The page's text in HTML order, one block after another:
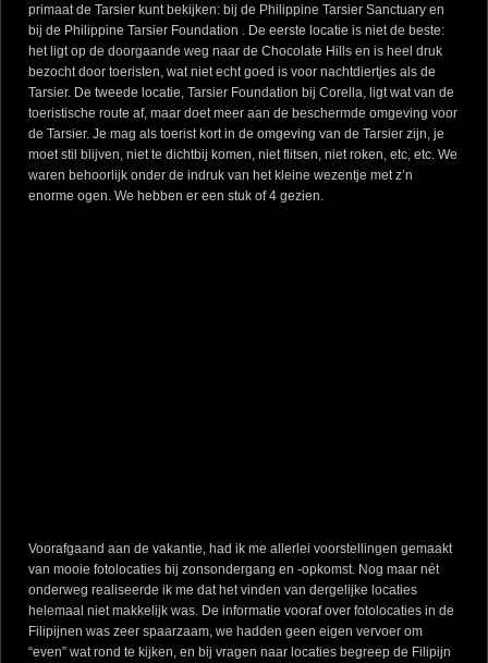
primaat de Tarsier kunt bekijken: bij de Philippine Tarsier Sanctuary en
bij de Philippine Tarsier Foundation . De eerste locatie is niet de beste:
het ligt op de doorgaande weg naar de Chocolate Hills en is heel druk
bezocht door toeristen, wat niet echt goed is voor nachtdiertjes als de
Tarsier. De tweede locatie, Tarsier Foundation bij Corella, ligt wat van de
toeristische route af, maar doet meer aan de beschermde omgeving voor
de Tarsier. Je mag als toerist kort in de omgeving van de Tarsier zijn, je
moet stil blijven, niet te dichtbij komen, niet flitsen, niet roken, etc, etc. We
waren behoorlijk onder de indruk van het kleine wezentje met z’n
enorme ogen. We hebben er een stuk of 4 gezien.
Voorafgaand aan de vakantie, had ik me allerlei voorstellingen gemaakt
van mooie fotolocaties bij zonsondergang en -opkomst. Nog maar nét
onderweg realiseerde ik me dat het vinden van dergelijke locaties
helemaal niet makkelijk was. De informatie vooraf over fotolocaties in de
Filipijnen was zeer spaarzaam, we hadden geen eigen vervoer om
“even” wat rond te kijken, en bij vragen naar locaties begreep de Filipijn